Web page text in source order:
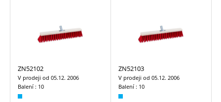
ZN52102
V prodeji od 05.12. 2006
Balení : 10
ZN52103
V prodeji od 05.12. 2006
Balení : 10